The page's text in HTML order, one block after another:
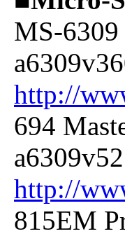
MS-
http://
694
http://
815EM